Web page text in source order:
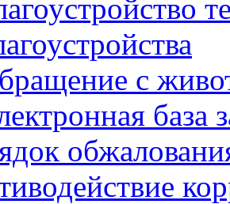
с
база